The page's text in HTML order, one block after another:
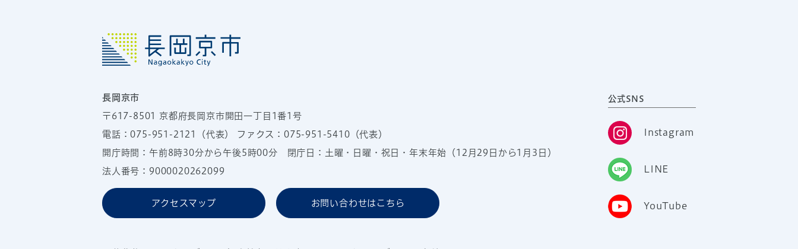
長岡京市
〒617-8501 京都府長岡京市開田一丁目1番1号
電話：075-951-2121 （代表） ファクス：075-951-5410（代表）
開庁時間：午前8時30分から午後5時00分 閉庁日：土曜・日曜・祝日・年末年始（12月29日から1月3日）
法人番号：9000020262099
アクセスマップ お問い合わせはこちら
公式SNS
Instagram
LINE
YouTube